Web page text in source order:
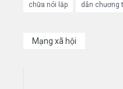
chữa nói lắp dẫn chương
Mạng xã hội